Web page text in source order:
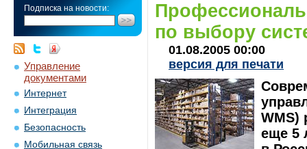
Подписка на новости:
Управление
документами
Интернет
Интеграция
Безопасность
Мобильная связь
по выбору
01.08.2005 00:00
версия для печати
WMS)
еще 5